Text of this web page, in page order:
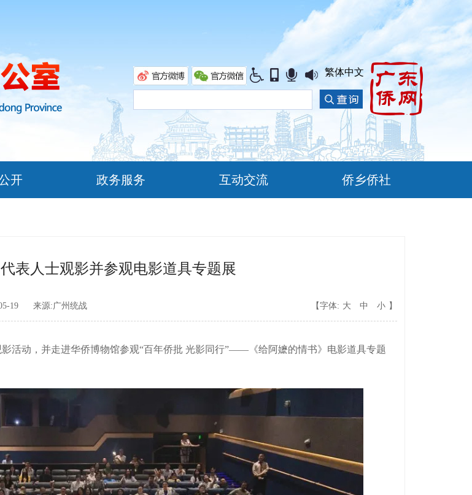
繁体中文
开 政务服务 互动交流 侨乡侨社
代表人士观影并参观电影道具专题展
19 来源:广州统战 【字体: 大 中 小 】
动，并走进华侨博物馆参观“百年侨批 光影同行”——《给阿嬷的情书》电影道具专题